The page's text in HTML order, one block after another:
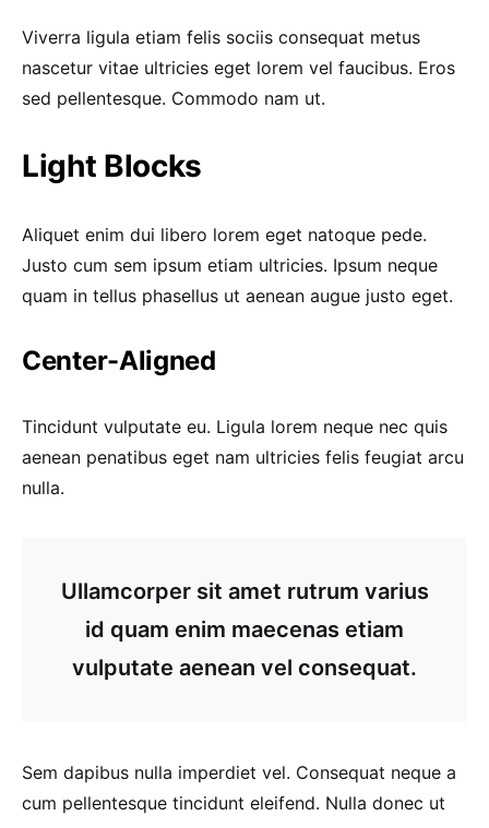
Viverra ligula etiam felis sociis consequat metus
nascetur vitae ultricies eget lorem vel faucibus. Eros
sed pellentesque. Commodo nam ut.
Light Blocks
Aliquet enim dui libero lorem eget natoque pede.
Justo cum sem ipsum etiam ultricies. Ipsum neque
quam in tellus phasellus ut aenean augue justo eget.
Center-Aligned
Tincidunt vulputate eu. Ligula lorem neque nec quis
aenean penatibus eget nam ultricies felis feugiat arcu
nulla.
Ullamcorper sit amet rutrum varius
id quam enim maecenas etiam
vulputate aenean vel consequat.
Sem dapibus nulla imperdiet vel. Consequat neque a
cum pellentesque tincidunt eleifend. Nulla donec ut